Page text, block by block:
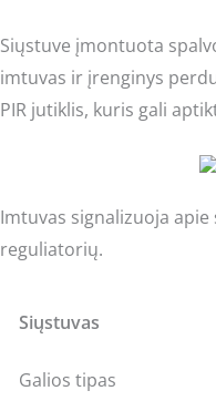
Siųstuve įmontuota
imtuvas ir įrenginys
PIR jutiklis, kuris gali
Imtuvas signalizuoja
reguliatorių.
Siųstuvas
Galios tipas